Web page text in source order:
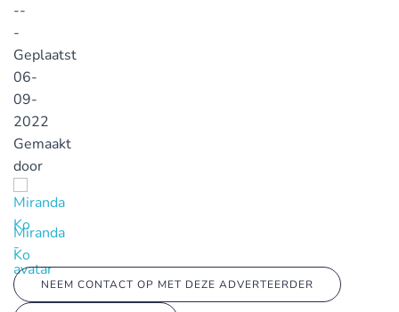
--
-
Geplaatst
06-
09-
2022
Gemaakt
door
Miranda
Ko
NEEM CONTACT OP MET DEZE ADVERTEERDER